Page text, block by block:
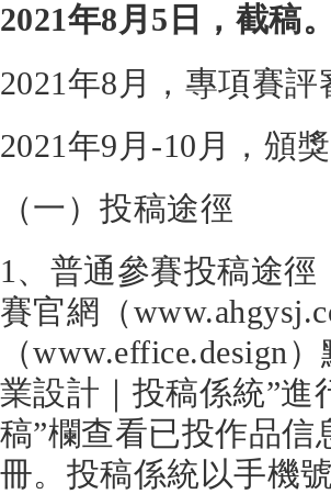
2021年8月5日，截稿。
2021年8月，專項賽
2021年9月-10月，頒獎
（一）投稿途徑
1、普通參賽投稿途
賽官網（
（www.effice.design
業設計｜投稿係統”進
稿”欄查看已投作品
冊。投稿係統以手機